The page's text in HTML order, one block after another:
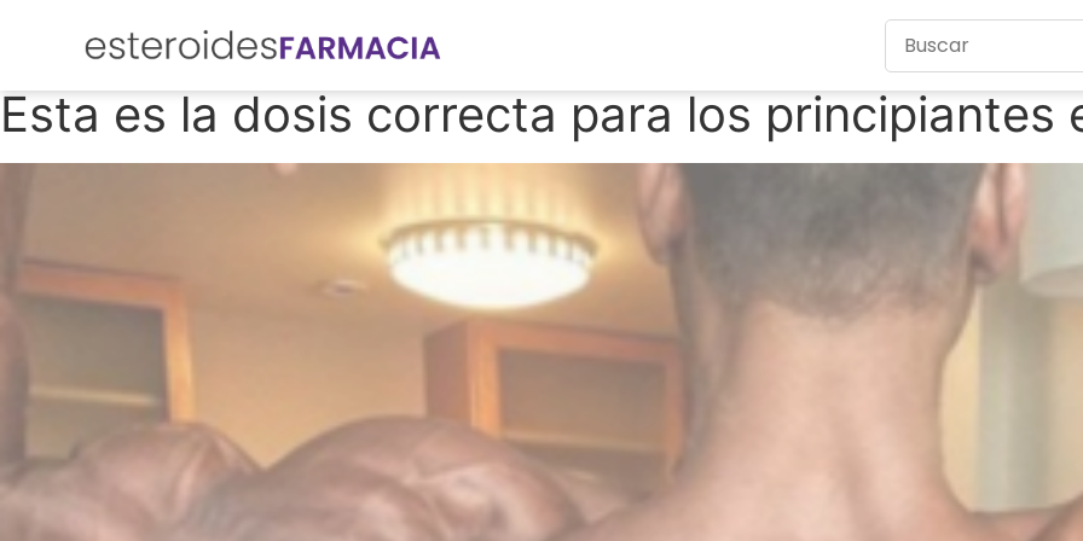
Esta es la dosis correcta para los principiantes